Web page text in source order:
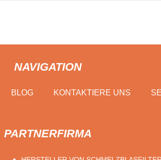
NAVIGATION
BLOG KONTAKTIERE UNS
PARTNERFIRMA